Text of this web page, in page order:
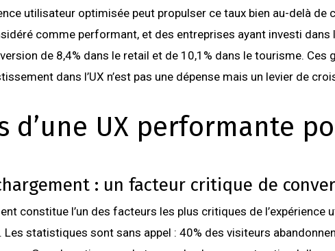
utilisateur optimisée peut propulser ce taux bien au-delà de
comme performant, et des entreprises ayant investi dans
de 8,4% dans le retail et de 10,1% dans le tourisme. Ces
dans l’UX n’est pas une dépense mais un levier de
d’une UX performante
: un facteur critique de
constitue l’un des facteurs les plus critiques de l’expérience
statistiques sont sans appel : 40% des visiteurs